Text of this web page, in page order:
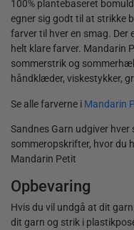
100% plantebaseret
egner sig godt til at strikke
farver til hver en smag. Der
helt klare farver. Mandarin
sommerstrik og
håndklæder, viskestykker,
Se alle farverne i Mandarin
Sandnes Garn udgiver hver
sommeropskrifter, hvor du
Mandarin Petit
Opbevaring
Hvis du vil undgå at dit
dit garn og strik i